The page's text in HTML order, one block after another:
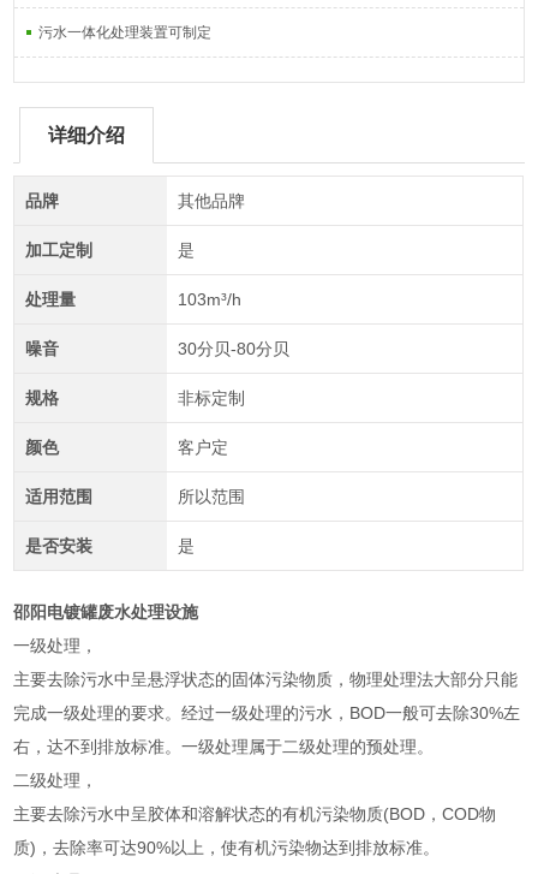
污水一体化处理装置可制定
详细介绍
品牌 其他品牌
加工定制 是
处理量 103m³/h
噪音 30分贝-80分贝
规格 非标定制
颜色 客户定
适用范围 所以范围
是否安装 是
邵阳电镀罐废水处理设施
一级处理，
主要去除污水中呈悬浮状态的固体污染物质，物理处理法大部分只能
完成一级处理的要求。经过一级处理的污水，BOD一般可去除30%左
右，达不到排放标准。一级处理属于二级处理的预处理。
二级处理，
主要去除污水中呈胶体和溶解状态的有机污染物质(BOD，COD物
质)，去除率可达90%以上，使有机污染物达到排放标准。